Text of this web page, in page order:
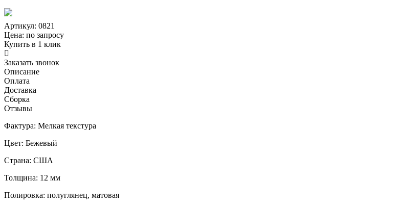
Артикул: 0821
Цена: по запросу
Купить в 1 клик
Заказать звонок
Описание
Оплата
Доставка
Сборка
Отзывы
Фактура: Мелкая текстура
Цвет: Бежевый
Страна: США
Толщина: 12 мм
Полировка: полуглянец, матовая